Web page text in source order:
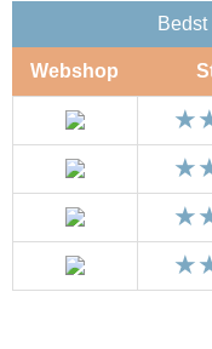
Webshop